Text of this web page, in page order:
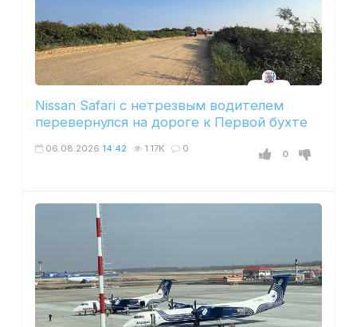
Nissan Safari с нетрезвым водителем
перевернулся на дороге к Первой бухте
0
06.08.2026 14:42 1.17K 0